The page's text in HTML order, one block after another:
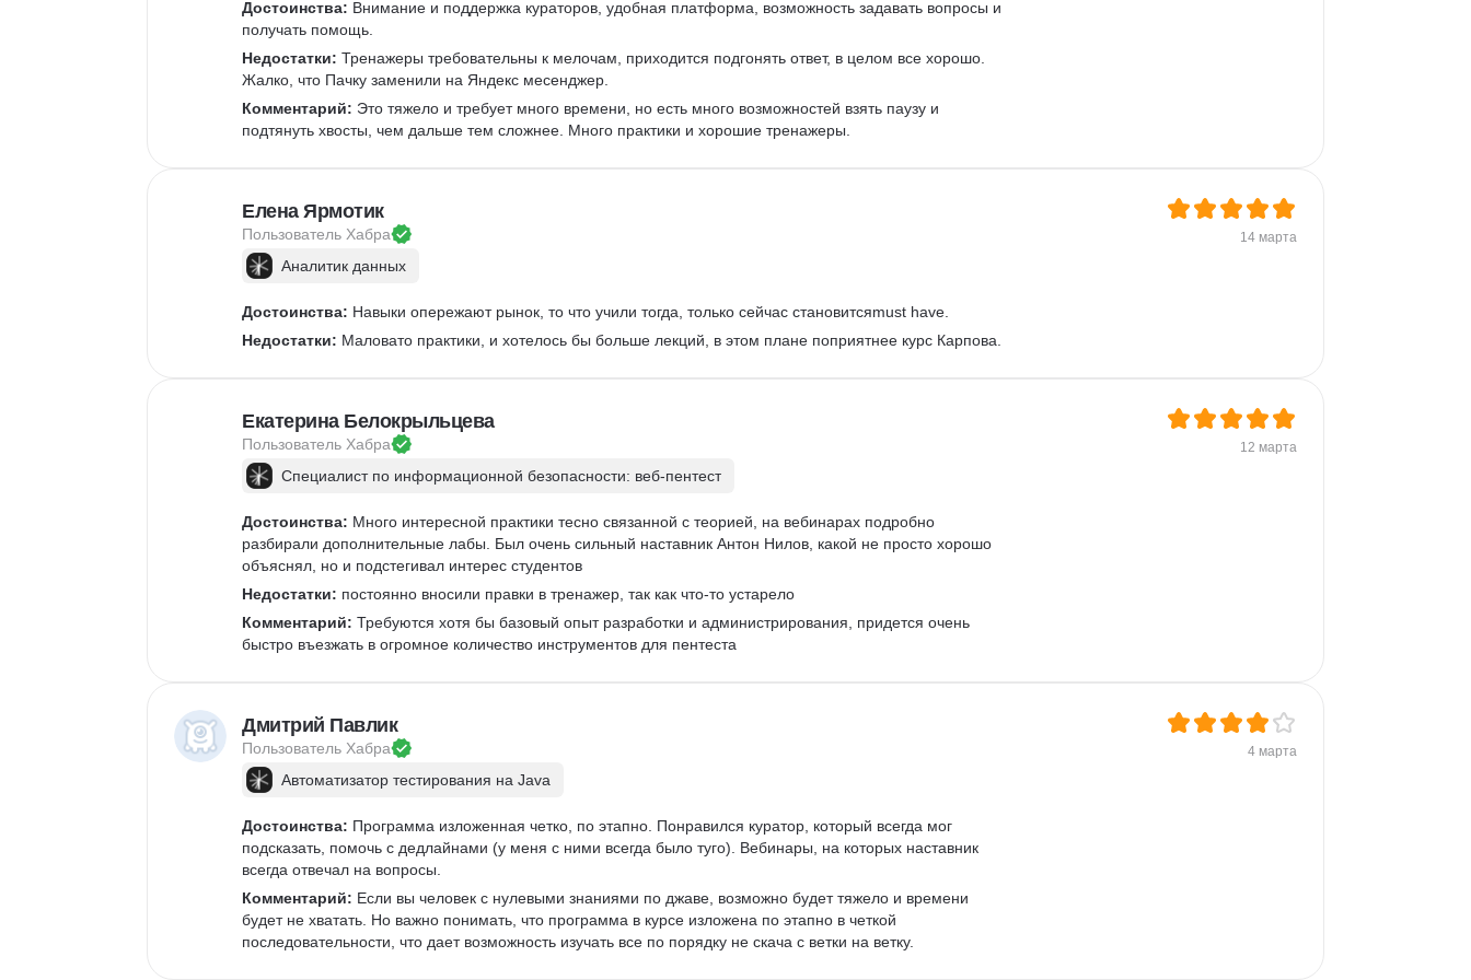
Разработка фирменного стиля
Создание анимации
Брендинг
Microsoft PowerPoint
Дизайн текста
Google Slides
Достоинства: Внимание и поддержка кураторов, удобная платформа, возможность задавать вопросы и
получать помощь.
Недостатки: Тренажеры требовательны к мелочам, приходится подгонять ответ, в целом все хорошо.
Жалко, что Пачку заменили на Яндекс месенджер.
Комментарий: Это тяжело и требует много времени, но есть много возможностей взять паузу и
подтянуть хвосты, чем дальше тем сложнее. Много практики и хорошие тренажеры.
Елена Ярмотик
Пользователь Хабра 14 марта
Аналитик данных
Достоинства: Навыки опережают рынок, то что учили тогда, только сейчас становитсяmust have.
Недостатки: Маловато практики, и хотелось бы больше лекций, в этом плане поприятнее курс Карпова.
Екатерина Белокрыльцева
Пользователь Хабра 12 марта
Специалист по информационной безопасности: веб-пентест
Достоинства: Много интересной практики тесно связанной с теорией, на вебинарах подробно
разбирали дополнительные лабы. Был очень сильный наставник Антон Нилов, какой не просто хорошо
объяснял, но и подстегивал интерес студентов
Недостатки: постоянно вносили правки в тренажер, так как что-то устарело
Комментарий: Требуются хотя бы базовый опыт разработки и администрирования, придется очень
быстро въезжать в огромное количество инструментов для пентеста
Дмитрий Павлик
Пользователь Хабра 4 марта
Автоматизатор тестирования на Java
Достоинства: Программа изложенная четко, по этапно. Понравился куратор, который всегда мог
подсказать, помочь с дедлайнами (у меня с ними всегда было туго). Вебинары, на которых наставник
всегда отвечал на вопросы.
Комментарий: Если вы человек с нулевыми знаниями по джаве, возможно будет тяжело и времени
будет не хватать. Но важно понимать, что программа в курсе изложена по этапно в четкой
последовательности, что дает возможность изучать все по порядку не скача с ветки на ветку.